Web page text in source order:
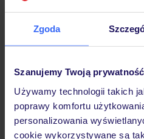
Zgoda
Szanujemy Twoją prywatność
Używamy technologii takich
poprawy komfortu
personalizowania
cookie wykorzystywane są
Hotel
Pokoje